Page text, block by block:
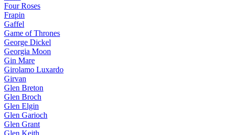
Four Roses
Frapin
Gaffel
Game of Thrones
George Dickel
Georgia Moon
Gin Mare
Girolamo Luxardo
Girvan
Glen Breton
Glen Broch
Glen Elgin
Glen Garioch
Glen Grant